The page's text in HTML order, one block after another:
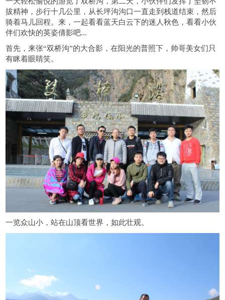
拔精神，步行十几公里，从长坪沟沟口一直走到栈道结束，然后
骑着马儿回程。来，一起看看蓝天白云下的迷人秋色，看看小伙
伴们欢快的英姿倩影吧...
首先，来张“双桥沟”的大合影，在阳光的普照下，帅哥美女们只
有眯着眼睛笑。
一览众山小，站在山顶看世界，如此壮观。